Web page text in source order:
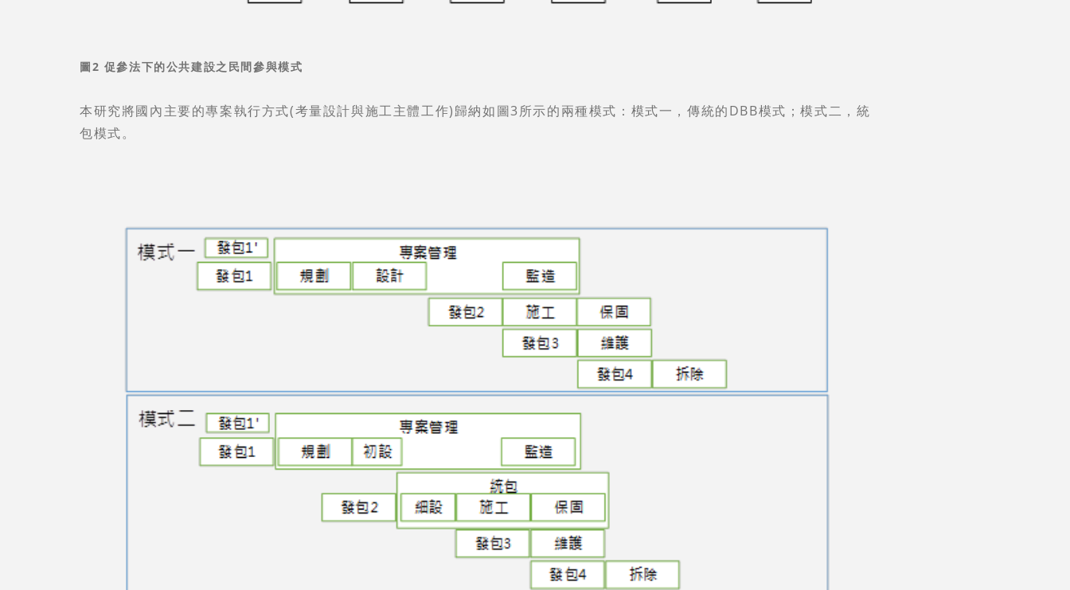
圖2 促參法下的公共建設之民間參與模式
本研究將國內主要的專案執行方式(考量設計與施工主體工作)歸納如圖3所示的兩種模式：模式一，傳統的DBB模式；模式二，統
包模式。